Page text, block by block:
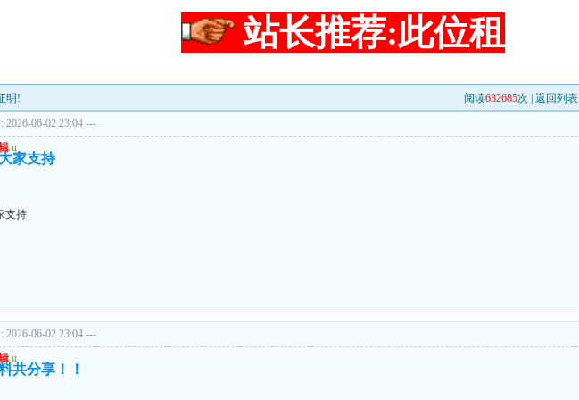
站长推荐:此位租
明! 阅读632685次 |返回列表
2026-06-02 23:04 ---
u
家支持
支持
2026-06-02 23:04 ---
u
共分享！！